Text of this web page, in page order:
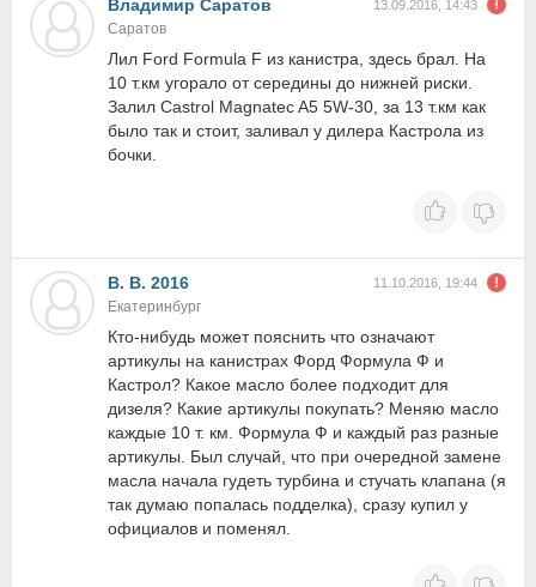
Владимир Саратов 13.09.2016, 14:43
Саратов
Лил Ford Formula F из канистра, здесь брал. На
10 т.км угорало от середины до нижней риски.
Залил Castrol Magnatec A5 5W-30, за 13 т.км как
было так и стоит, заливал у дилера Кастрола из
бочки.
В. В. 2016 11.10.2016, 19:44
Екатеринбург
Кто-нибудь может пояснить что означают
артикулы на канистрах Форд Формула Ф и
Кастрол? Какое масло более подходит для
дизеля? Какие артикулы покупать? Меняю масло
каждые 10 т. км. Формула Ф и каждый раз разные
артикулы. Был случай, что при очередной замене
масла начала гудеть турбина и стучать клапана (я
так думаю попалась подделка), сразу купил у
официалов и поменял.